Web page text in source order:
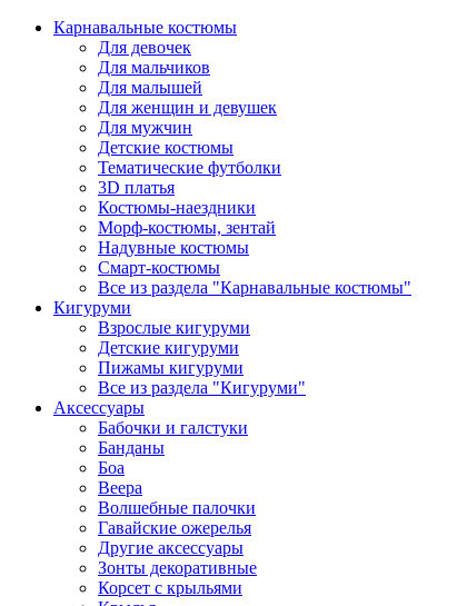
Карнавальные костюмы
Для девочек
Для мальчиков
Для малышей
Для женщин и девушек
Для мужчин
Детские костюмы
Тематические футболки
3D платья
Костюмы-наездники
Морф-костюмы, зентай
Надувные костюмы
Смарт-костюмы
Все из раздела "Карнавальные костюмы"
Кигуруми
Взрослые кигуруми
Детские кигуруми
Пижамы кигуруми
Все из раздела "Кигуруми"
Аксессуары
Бабочки и галстуки
Банданы
Боа
Веера
Волшебные палочки
Гавайские ожерелья
Другие аксессуары
Зонты декоративные
Корсет с крыльями